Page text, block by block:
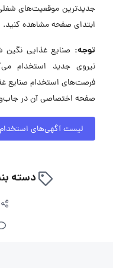
جدیدترین موقعیت‌های شغلی
ابتدای صفحه مشاهده کنید.
توجه:
نیروی جدید استخدام
فرصت‌های استخدام صنایع
صفحه اختصاصی آن در
لیست آگهی‌های استخدام
دسته